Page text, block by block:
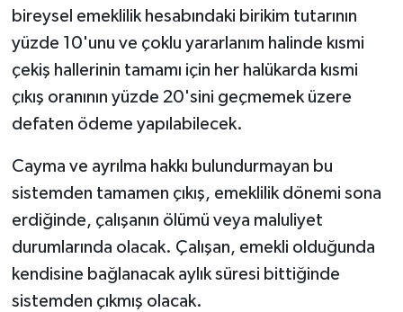
bireysel emeklilik hesabındaki birikim tutarının
yüzde 10'unu ve çoklu yararlanım halinde kısmi
çekiş hallerinin tamamı için her halükarda kısmi
çıkış oranının yüzde 20'sini geçmemek üzere
defaten ödeme yapılabilecek.
Cayma ve ayrılma hakkı bulundurmayan bu
sistemden tamamen çıkış, emeklilik dönemi sona
erdiğinde, çalışanın ölümü veya maluliyet
durumlarında olacak. Çalışan, emekli olduğunda
kendisine bağlanacak aylık süresi bittiğinde
sistemden çıkmış olacak.